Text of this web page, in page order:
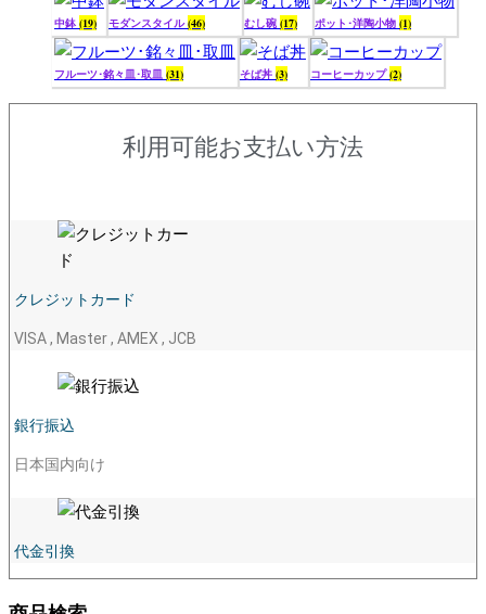
中鉢 (19) モダンスタイル(46) むし碗 (17) ポット･洋陶小物 (1)
フルーツ･銘々皿･取皿 (31) そば丼 (3) コーヒーカップ(2)
利用可能お支払い方法
クレジットカード
VISA , Master , AMEX , JCB
銀行振込
日本国内向け
代金引換